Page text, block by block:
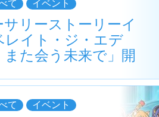
て イベント
リーストーリーイ
レイト・ジ・エデ
た会う未来で」開
て イベント